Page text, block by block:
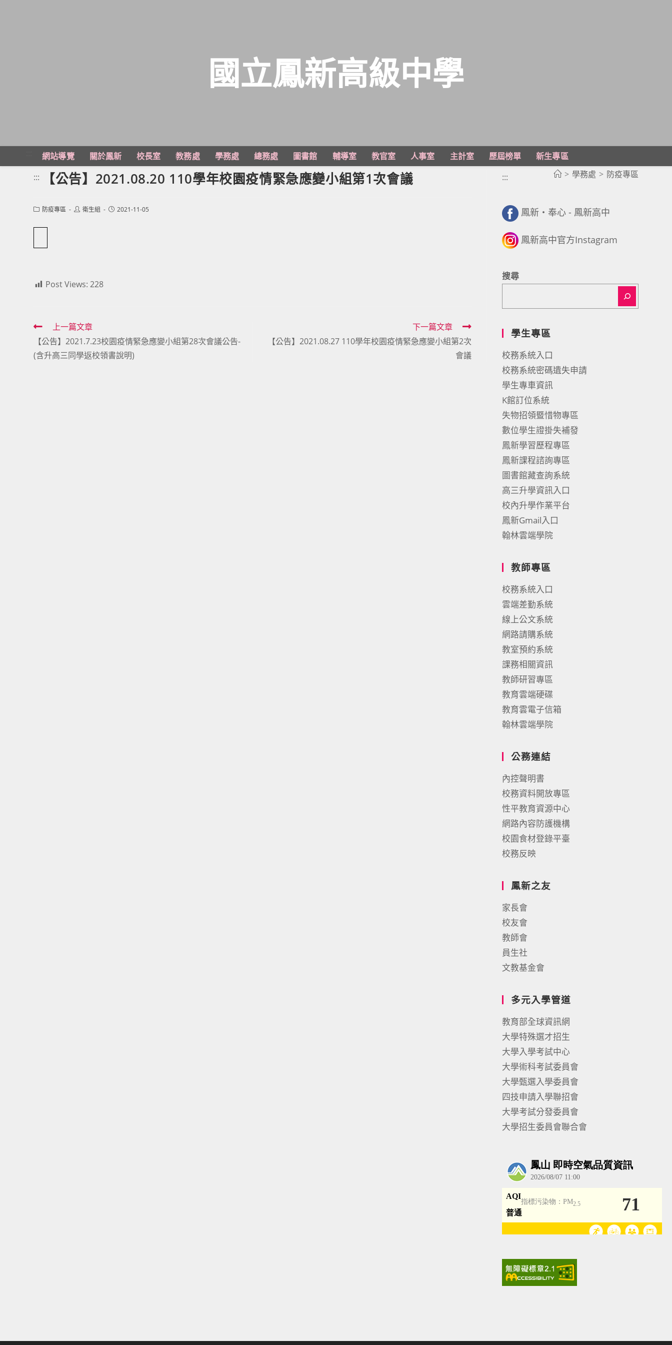
主
國立鳳新高級中學
網站導覽 關於鳳新 校長室 教務處 學務處 總務處 圖書館 輔導室 教官室 人事室 主計室 歷屆榜單
新生專區
> 學務處 > 防疫專區
::: 【公告】2021.08.20 110學年校園疫情緊急應變小組第1次會議
Post防疫專區
Post衛生組
Post2021-11-05
Post Views: 228
Read
more
articles
上一篇文章
【公告】2021.7.23校園疫情緊急應變小組第28次會議公告-
(含升高三同學返校領書說明)
下一篇文章
【公告】2021.08.27 110學年校園疫情緊急應變小組第2次
會議
:::
鳳新・奉心 - 鳳新高中
鳳新高中官方Instagram
搜尋
學生專區
校務系統入口
校務系統密碼遺失申請
學生專車資訊
K館訂位系統
失物招領暨惜物專區
數位學生證掛失補發
鳳新學習歷程專區
鳳新課程諮詢專區
圖書館藏查詢系統
高三升學資訊入口
校內升學作業平台
鳳新Gmail入口
翰林雲端學院
教師專區
校務系統入口
雲端差勤系統
線上公文系統
網路請購系統
教室預約系統
課務相關資訊
教師研習專區
教育雲端硬碟
教育雲電子信箱
翰林雲端學院
公務連結
內控聲明書
校務資料開放專區
性平教育資源中心
網路內容防護機構
校園食材登錄平臺
校務反映
鳳新之友
家長會
校友會
教師會
員生社
文教基金會
多元入學管道
教育部全球資訊網
大學特殊選才招生
大學入學考試中心
大學術科考試委員會
大學甄選入學委員會
四技申請入學聯招會
大學考試分發委員會
大學招生委員會聯合會